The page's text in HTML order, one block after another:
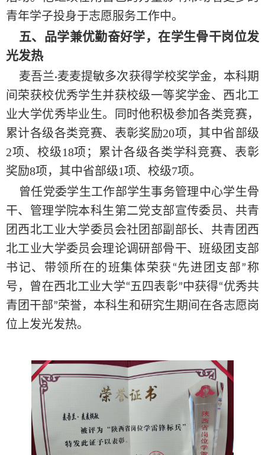
青年学子投身于志愿服务工作中。
五、品学兼优勤奋好学，在学生骨干岗位发
光发热
麦吾兰·麦麦提敏多次获得学校奖学金，本科期
间荣获校优秀学生并获校级一等奖学金、西北工
业大学优秀毕业生。同时他积极参加各类竞赛，
累计各级各类竞赛、表彰奖励20项，其中省部级
2项、校级18项；累计各级各类学科竞赛、表彰
奖励8项，其中省部级1项、校级7项。
曾任党委学生工作部学生事务管理中心学生骨
干、管理学院本科生第二党支部宣传委员、共青
团西北工业大学委员会社团部副部长、共青团西
北工业大学委员会理论调研部骨干、班级团支部
书记、带领所在的班集体荣获 “先进团支部”称
号，曾在西北工业大学“五四表彰”中获得“优秀共
青团干部”荣誉，本科生和研究生期间在各志愿岗
位上发光发热。